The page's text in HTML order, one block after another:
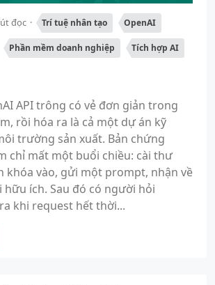
đọc Trí tuệ nhân tạo OpenAI
Phần mềm doanh nghiệp Tích hợp AI
API trông có vẻ đơn giản trong
rồi hóa ra là cả một dự án kỹ
trường sản xuất. Bản chứng
chỉ mất một buổi chiều: cài thư
khóa vào, gửi một prompt, nhận về
ích. Sau đó có người hỏi
khi request hết thời...